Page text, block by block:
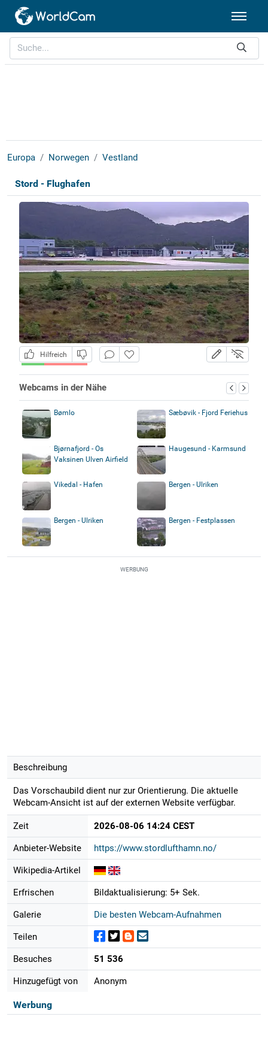
Europa Norwegen Vestland
Stord - Flughafen
Hilfreich
Webcams in der Nähe
Bømlo Sæbøvik - Fjord Feriehus
Bjørnafjord - Os
Vaksinen Ulven Airfield
Haugesund - Karmsund
Vikedal - Hafen Bergen - Ulriken
Bergen - Ulriken Bergen - Festplassen
WERBUNG
Beschreibung
Das Vorschaubild dient nur zur Orientierung. Die aktuelle
Webcam-Ansicht ist auf der externen Website verfügbar.
Zeit 2026-08-06 14:24 CEST
Anbieter-Website https://www.stordlufthamn.no/
Wikipedia-Artikel
Erfrischen Bildaktualisierung: 5+ Sek.
Galerie Die besten Webcam-Aufnahmen
Teilen
Besuches 51 536
Hinzugefügt von Anonym
Werbung